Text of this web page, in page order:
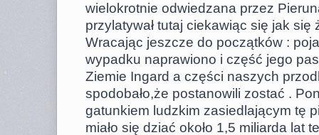
wielokrotnie odwiedzana przez
przylatywał tutaj ciekawiąc się jak się
Wracając jeszcze do początków :
wypadku naprawiono i część jego
Ziemie Ingard a części naszych
spodobało,że postanowili zostać .
gatunkiem ludzkim zasiedlającym tę
miało się dziać około 1,5 miliarda lat